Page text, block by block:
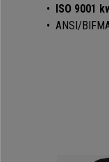
• ISO 9001
• ANSI/